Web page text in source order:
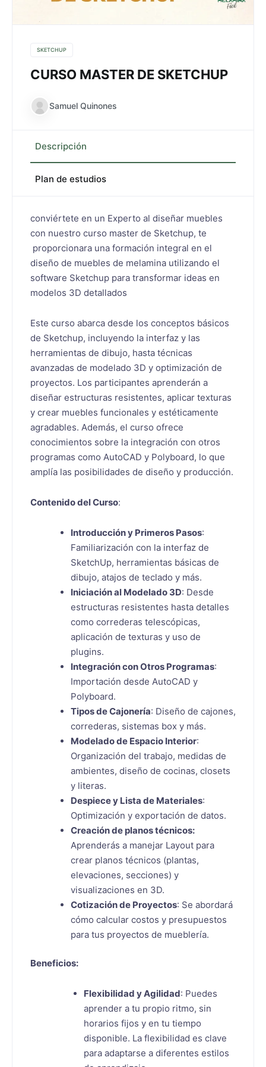
SKETCHUP
CURSO MASTER DE SKETCHUP
Samuel Quinones
Descripción
Plan de estudios
conviértete en un Experto al diseñar muebles
con nuestro curso master de Sketchup, te
proporcionara una formación integral en el
diseño de muebles de melamina utilizando el
software Sketchup para transformar ideas en
modelos 3D detallados
Este curso abarca desde los conceptos básicos
de Sketchup, incluyendo la interfaz y las
herramientas de dibujo, hasta técnicas
avanzadas de modelado 3D y optimización de
proyectos. Los participantes aprenderán a
diseñar estructuras resistentes, aplicar texturas
y crear muebles funcionales y estéticamente
agradables. Además, el curso ofrece
conocimientos sobre la integración con otros
programas como AutoCAD y Polyboard, lo que
amplía las posibilidades de diseño y producción.
Contenido del Curso:
Introducción y Primeros Pasos:
Familiarización con la interfaz de
SketchUp, herramientas básicas de
dibujo, atajos de teclado y más.
Iniciación al Modelado 3D: Desde
estructuras resistentes hasta detalles
como correderas telescópicas,
aplicación de texturas y uso de
plugins.
Integración con Otros Programas:
Importación desde AutoCAD y
Polyboard.
Tipos de Cajonería: Diseño de cajones,
correderas, sistemas box y más.
Modelado de Espacio Interior:
Organización del trabajo, medidas de
ambientes, diseño de cocinas, closets
y literas.
Despiece y Lista de Materiales:
Optimización y exportación de datos.
Creación de planos técnicos:
Aprenderás a manejar Layout para
crear planos técnicos (plantas,
elevaciones, secciones) y
visualizaciones en 3D.
Cotización de Proyectos: Se abordará
cómo calcular costos y presupuestos
para tus proyectos de mueblería.
Beneficios:
Flexibilidad y Agilidad: Puedes
aprender a tu propio ritmo, sin
horarios fijos y en tu tiempo
disponible. La flexibilidad es clave
para adaptarse a diferentes estilos